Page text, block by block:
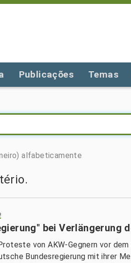
Publicações Temas
alfabeticamente
bei Verlängerung
von AKW-Gegnern vor
Bundesregierung mit ihrer